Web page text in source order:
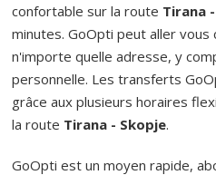
confortable sur la route Tirana
minutes. GoOpti peut aller
n'importe quelle adresse, y
personnelle. Les transferts
grâce aux plusieurs horaires
la route Tirana - Skopje.
GoOpti est un moyen rapide,